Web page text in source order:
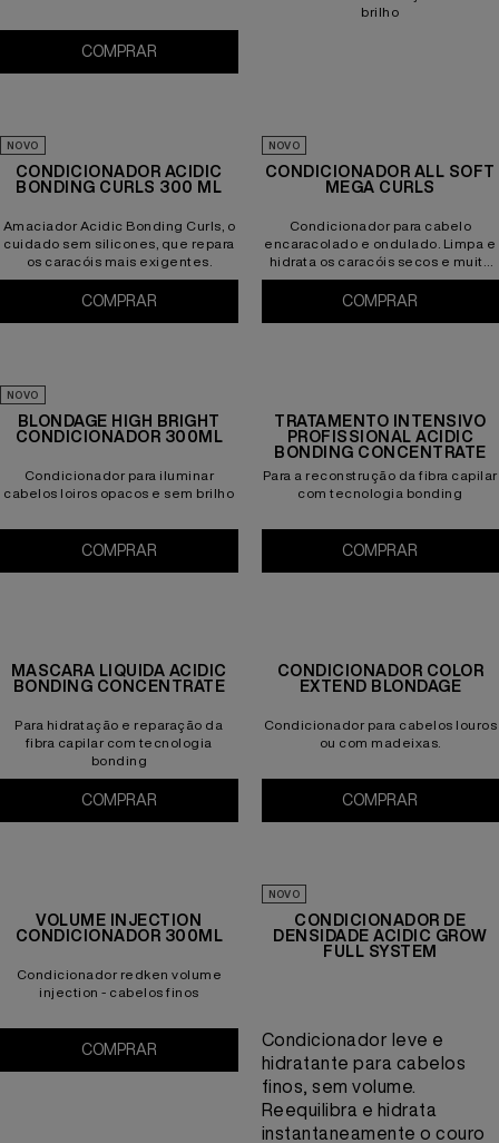
COMPRAR
brilho
NOVO
CONDICIONADOR ACIDIC
BONDING CURLS 300 ML
Amaciador Acidic Bonding Curls, o
cuidado sem silicones, que repara
os caracóis mais exigentes.
COMPRAR Condicionador Acidic Bonding Curls 300 ML
NOVO
CONDICIONADOR ALL SOFT
MEGA CURLS
Condicionador para cabelo
encaracolado e ondulado. Limpa e
hidrata os caracóis secos e muito
secos. Sem parabenos.
COMPRAR
NOVO
BLONDAGE HIGH BRIGHT
CONDICIONADOR 300ML
Condicionador para iluminar
cabelos loiros opacos e sem brilho
COMPRAR
TRATAMENTO INTENSIVO
PROFISSIONAL ACIDIC
BONDING CONCENTRATE
Para a reconstrução da fibra capilar
com tecnologia bonding
COMPRAR
MÁSCARA LÍQUIDA ACIDIC
BONDING CONCENTRATE
Para hidratação e reparação da
fibra capilar com tecnologia
bonding
COMPRAR Máscara Líquida Acidic Bonding Concentrate
CONDICIONADOR COLOR
EXTEND BLONDAGE
Condicionador para cabelos louros
ou com madeixas.
COMPRAR
VOLUME INJECTION
CONDICIONADOR 300ML
Condicionador redken volume
injection - cabelos finos
COMPRAR Volume Injection Condicionador 300ml
NOVO
CONDICIONADOR DE
DENSIDADE ACIDIC GROW
FULL SYSTEM
Condicionador leve e
hidratante para cabelos
finos, sem volume.
Reequilibra e hidrata
instantaneamente o couro